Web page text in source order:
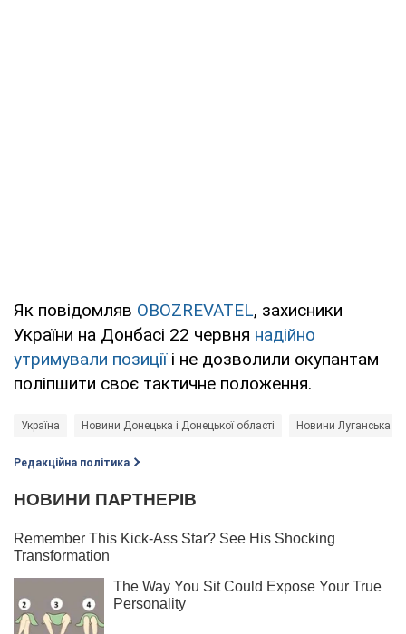
Як повідомляв OBOZREVATEL, захисники
України на Донбасі 22 червня надійно
утримували позиціїі не дозволили окупантам
поліпшити своє тактичне положення.
Україна Новини Донецька і Донецької області Новини Луганська і
Редакційна політика